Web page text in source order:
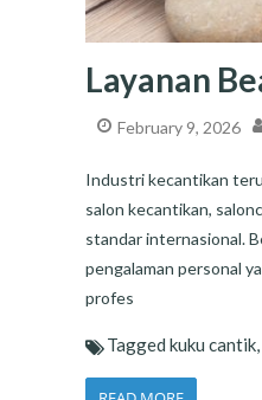
Layanan
February 9, 2026
Industri kecantikan
salon kecantikan,
standar internasional.
pengalaman personal
profes
Tagged kuku cantik,